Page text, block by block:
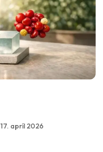
17. apríl 2026